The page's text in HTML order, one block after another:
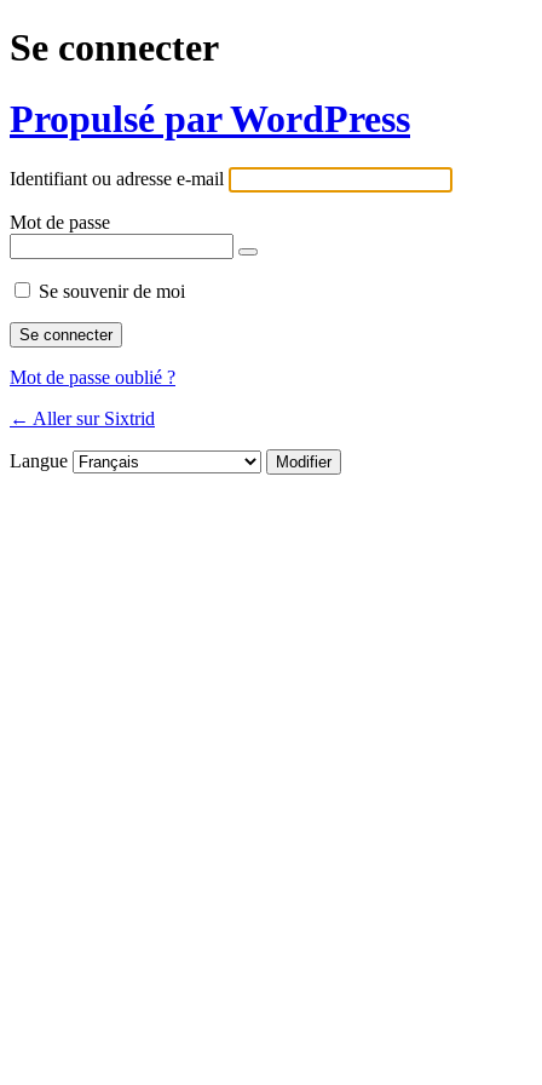
Se connecter
Propulsé par WordPress
Identifiant ou adresse e-mail
Mot de passe
Se souvenir de moi
Mot de passe oublié ?
← Aller sur Sixtrid
Langue